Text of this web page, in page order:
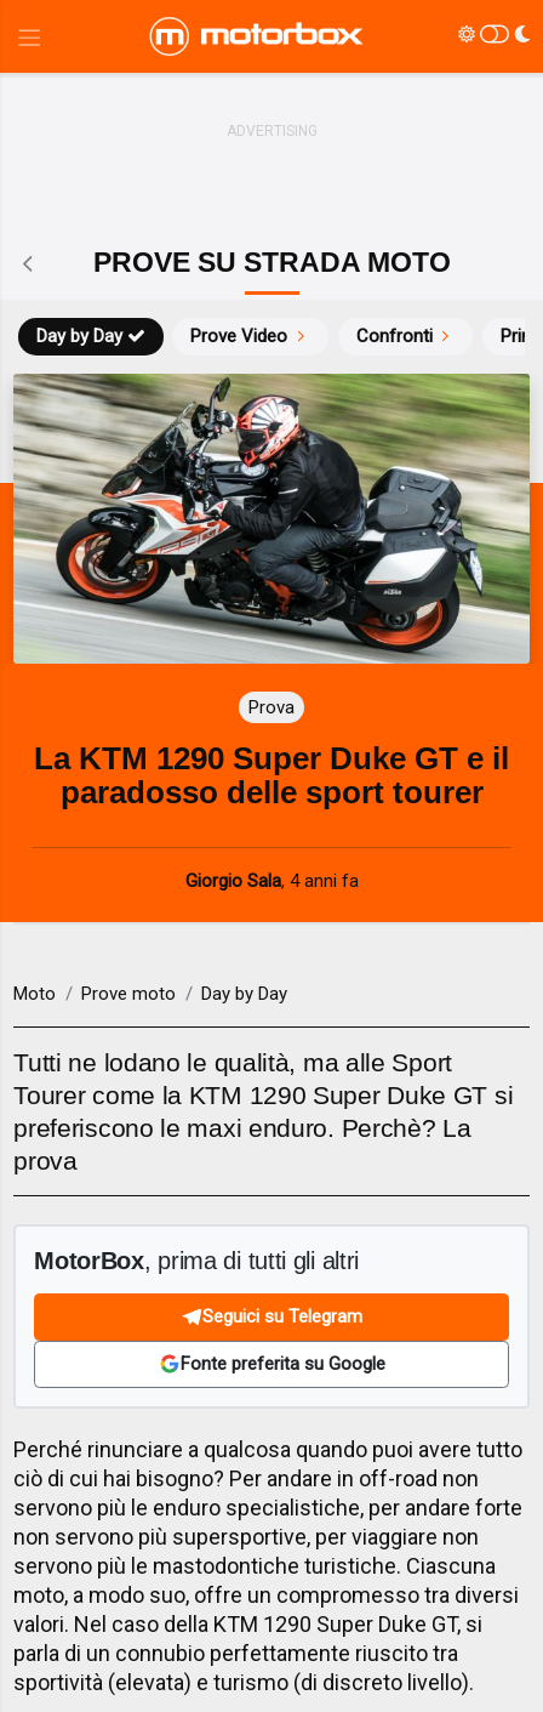
PROVE SU STRADA MOTO
Prove Video Confronti
Day by Day
Prova
La KTM 1290 Super Duke GT e il
paradosso delle sport tourer
Giorgio Sala, 4 anni fa
Moto Prove moto Day by Day
Tutti ne lodano le qualità, ma alle Sport
Tourer come la KTM 1290 Super Duke GT si
preferiscono le maxi enduro. Perchè? La
prova
MotorBox, prima di tutti gli altri
Seguici su Telegram
Fonte preferita su Google
Perché rinunciare a qualcosa quando puoi avere tutto
ciò di cui hai bisogno? Per andare in off-road non
servono più le enduro specialistiche, per andare forte
non servono più supersportive, per viaggiare non
servono più le mastodontiche turistiche. Ciascuna
moto, a modo suo, offre un compromesso tra diversi
valori. Nel caso della KTM 1290 Super Duke GT, si
parla di un connubio perfettamente riuscito tra
sportività (elevata) e turismo (di discreto livello).